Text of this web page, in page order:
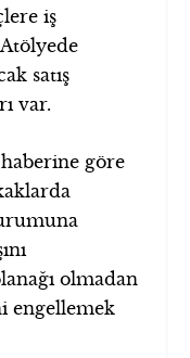
iş
satış
var.
haberine göre
olmadan
engellemek